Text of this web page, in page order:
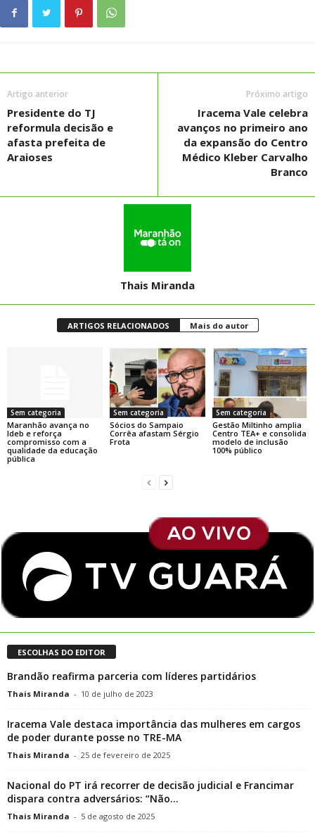
Artigo anterior
Presidente do TJ
reformula decisão e
afasta prefeita de
Araioses
Próximo artigo
Iracema Vale celebra
avanços no primeiro ano
da expansão do Centro
Médico Kleber Carvalho
Branco
Thais Miranda
ARTIGOS RELACIONADOS Mais do autor
Sem categoria
Maranhão avança no
Ideb e reforça
compromisso com a
qualidade da educação
pública
Sem categoria
Sócios do Sampaio
Corrêa afastam Sérgio
Frota
Sem categoria
Gestão Miltinho amplia
Centro TEA+ e consolida
modelo de inclusão
100% público
ESCOLHAS DO EDITOR
Brandão reafirma parceria com líderes partidários
Thais Miranda - 10 de julho de 2023
Iracema Vale destaca importância das mulheres em cargos
de poder durante posse no TRE-MA
Thais Miranda - 25 de fevereiro de 2025
Nacional do PT irá recorrer de decisão judicial e Francimar
dispara contra adversários: “Não...
Thais Miranda - 5 de agosto de 2025